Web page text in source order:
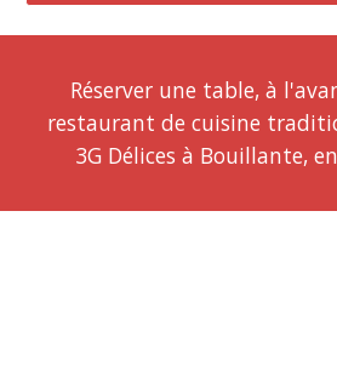
restaurant de cuisine
3G Délices à Bouillante,